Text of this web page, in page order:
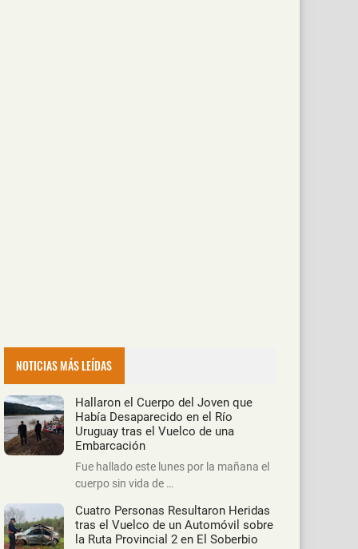
NOTICIAS MÁS LEÍDAS
Hallaron el Cuerpo del Joven que
Había Desaparecido en el Río
Uruguay tras el Vuelco de una
Embarcación
Fue hallado este lunes por la mañana el
cuerpo sin vida de …
Cuatro Personas Resultaron Heridas
tras el Vuelco de un Automóvil sobre
la Ruta Provincial 2 en El Soberbio